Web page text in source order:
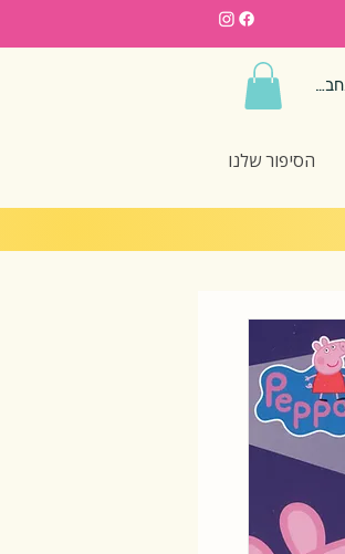
הסיפור שלנו